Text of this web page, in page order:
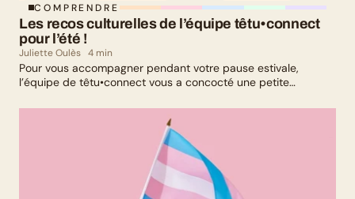
COMPRENDRE
Les recos culturelles de l’équipe têtu•connect
pour l’été !
Juliette Oulès 4 min
Pour vous accompagner pendant votre pause estivale,
l’équipe de têtu•connect vous a concocté une petite
culturelle : il y en a pour tous les goûts !